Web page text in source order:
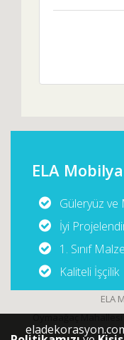
ELA
Güleryüz ve
İyi
1. Sınıf
Kaliteli İşçilik
ELA
Oymaağaç Mahallesi